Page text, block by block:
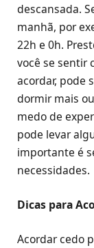
descansada.
manhã, por
22h e 0h.
você se sentir
acordar, pode
dormir mais
medo de
pode levar
importante é
necessidades.
Dicas para
Acordar cedo